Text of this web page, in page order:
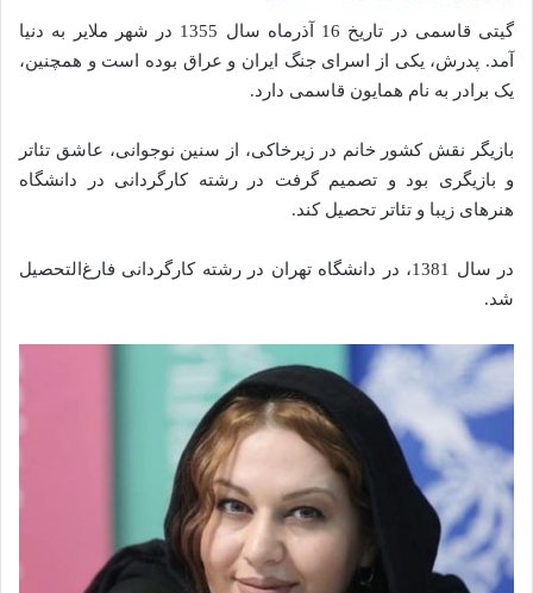
گیتی قاسمی در تاریخ 16 آذرماه سال 1355 در شهر ملایر به دنیا
آمد. پدرش، یکی از اسرای جنگ ایران و عراق بوده است و همچنین،
یک برادر به نام همایون قاسمی دارد.
بازیگر نقش کشور خانم در زیرخاکی، از سنین نوجوانی، عاشق تئاتر
و بازیگری بود و تصمیم گرفت در رشته کارگردانی در دانشگاه
هنرهای زیبا و تئاتر تحصیل کند.
در سال 1381، در دانشگاه تهران در رشته کارگردانی فارغ‌التحصیل
شد.